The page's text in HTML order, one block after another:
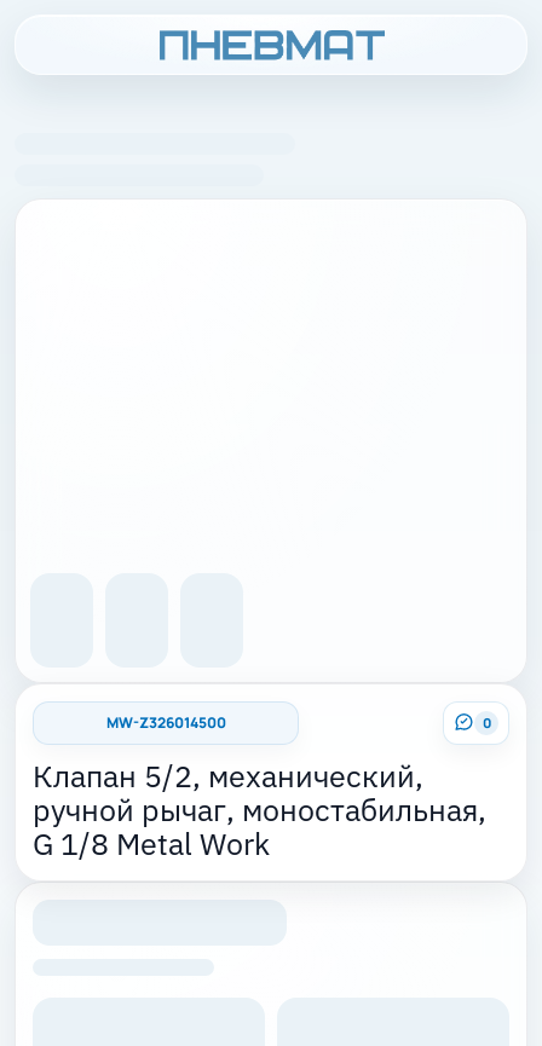
0
MW-Z326014500
Клапан 5/2, механический,
ручной рычаг, моностабильная,
G 1/8 Metal Work